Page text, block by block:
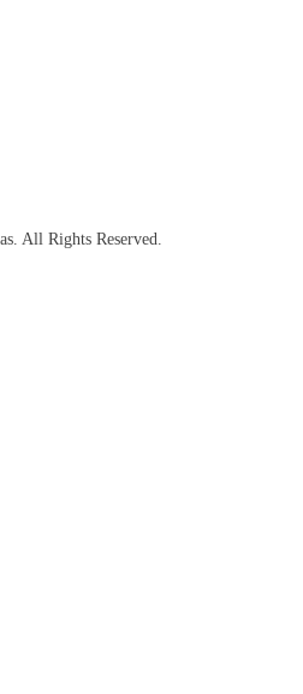
All Rights Reserved.